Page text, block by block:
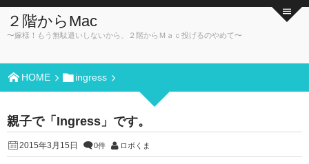
２階からMac
〜嫁様！もう無駄遣いしないから、２階からＭａｃ投げるのやめて〜
HOME ingress
親子で「Ingress」です。
2015年3月15日 0件 ロボくま